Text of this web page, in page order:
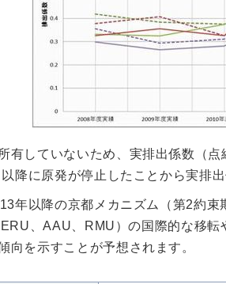
有していないため、実排出係数（
降に原発が停止したことから実排
年以降の京都メカニズム（第2約
、AAU、RMU）の国際的な移
向を示すことが予想されます。